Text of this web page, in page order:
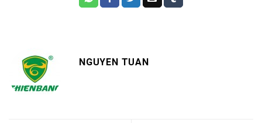
NGUYEN TUAN